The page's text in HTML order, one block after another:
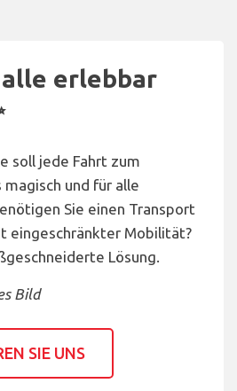
erlebbar
soll jede Fahrt zum
und für alle
Sie einen Transport
eingeschränkter Mobilität?
Lösung.
Bild
SIE UNS